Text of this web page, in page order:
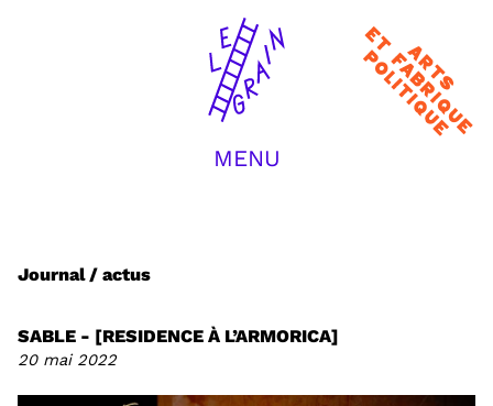
Arts et
fabrique
politique
MENU
JOURNAL / ACTUS
CONTACT
RECHERCHER :
Journal / actus
SABLE - [RESIDENCE À L’ARMORICA]
20 mai 2022